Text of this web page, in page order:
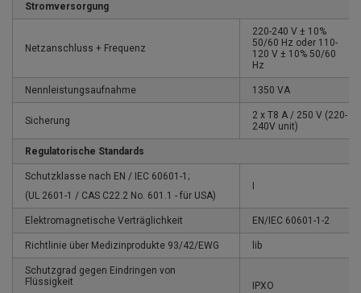
Stromversorgung
Netzanschluss + Frequenz
220-240 V ± 10%
50/60 Hz oder 110-
120 V ± 10% 50/60
Hz
Nennleistungsaufnahme 1350 VA
Sicherung
2 x T8 A / 250 V (220-
240V unit)
Regulatorische Standards
Schutzklasse nach EN / IEC 60601-1;
(UL 2601-1 / CAS C22.2 No. 601.1 - für USA)
Elektromagnetische Verträglichkeit EN/IEC 60601-1-2
Richtlinie über Medizinprodukte 93/42/EWG lib
Schutzgrad gegen Eindringen von
Flüssigkeit
IPXO